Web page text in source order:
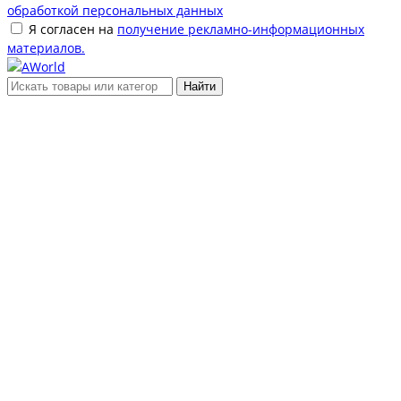
обработкой персональных данных
Я согласен на получение рекламно-информационных
материалов.
Найти